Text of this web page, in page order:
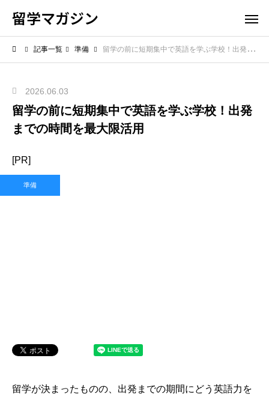
留学マガジン
記事一覧 準備 留学の前に短期集中で英語を学ぶ学校！出発までの時間を最大限活用
2026.06.03
留学の前に短期集中で英語を学ぶ学校！出発
までの時間を最大限活用
[PR]
準備
留学が決まったものの、出発までの期間にどう英語力を